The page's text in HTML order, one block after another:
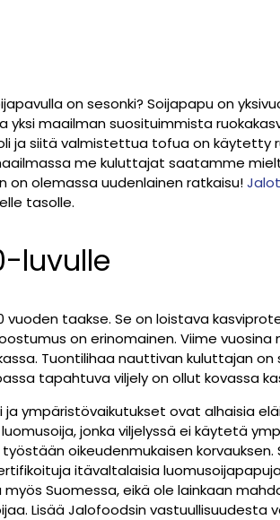
on sesonki? Soijapapu on
yksi maailman suosituimmista
ja siitä valmistettua tofua on käytetty
me kuluttajat saatamme
olemassa uudenlainen ratkaisu!
tasolle.
luvulle
vuoden taakse. Se on loistava
on erinomainen. Viime vuosina
Tuontilihaa nauttivan kuluttajan
tapahtuva viljely on ollut kovassa
ja ympäristövaikutukset ovat alhaisia
jonka viljelyssä ei käytetä
oikeudenmukaisen
itävaltalaisia
Suomessa, eikä ole lainkaan
Lisää Jalofoodsin vastuullisuudesta